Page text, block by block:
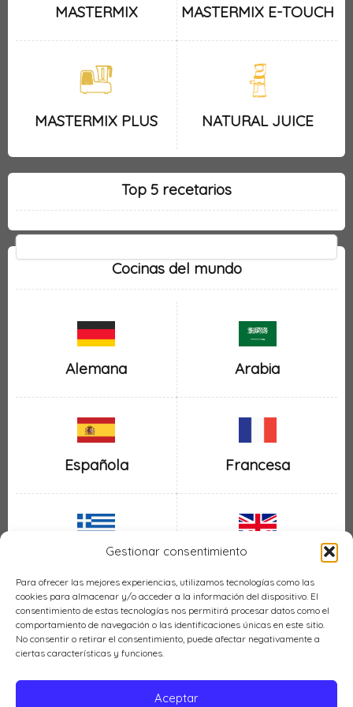
Gestionar consentimiento
Para ofrecer las mejores experiencias, utilizamos tecnologías como las
cookies para almacenar y/o acceder a la información del dispositivo. El
consentimiento de estas tecnologías nos permitirá procesar datos como el
comportamiento de navegación o las identificaciones únicas en este sitio.
No consentir o retirar el consentimiento, puede afectar negativamente a
ciertas características y funciones.
Aceptar
MASTERMIX MASTERMIX E-TOUCH
MASTERMIX PLUS NATURAL JUICE
Top 5 recetarios
Cocinas del mundo
Alemana Arabia
Española Francesa
Griega Inglesa
Italiana